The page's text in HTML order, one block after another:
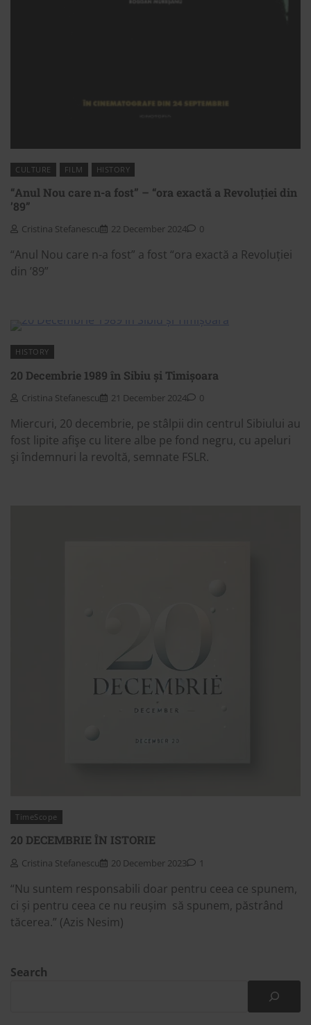
CULTURE FILM HISTORY
“Anul Nou care n-a fost” – “ora exactă a Revoluției din
’89”
Cristina Stefanescu 22 December 2024 0
“Anul Nou care n-a fost” a fost “ora exactă a Revoluției
din ’89”
HISTORY
20 Decembrie 1989 în Sibiu și Timișoara
Cristina Stefanescu 21 December 2024 0
Miercuri, 20 decembrie, pe stâlpii din centrul Sibiului au
fost lipite afişe cu litere albe pe fond negru, cu apeluri
şi îndemnuri la revoltă, semnate FSLR.
TimeScope
20 DECEMBRIE ÎN ISTORIE
Cristina Stefanescu 20 December 2023 1
“Nu suntem responsabili doar pentru ceea ce spunem,
ci și pentru ceea ce nu reușim să spunem, păstrând
tăcerea.” (Azis Nesim)
Search